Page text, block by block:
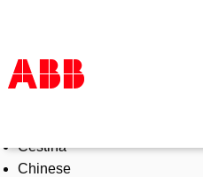
Products & Solutions
Industries
Čeština
Chinese